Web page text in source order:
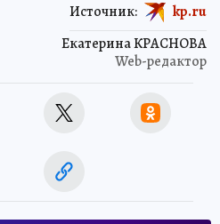
Екатерина КРАСНОВА
Web-редактор
Источник: kp.ru